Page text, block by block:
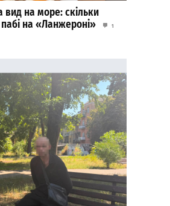
вид на море: скільки
на «Ланжероні»
1